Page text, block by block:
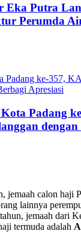
Eka Putra
Perumda
Padang
dengan
jemaah calon haji
lainnya
jemaah dari
termuda adalah